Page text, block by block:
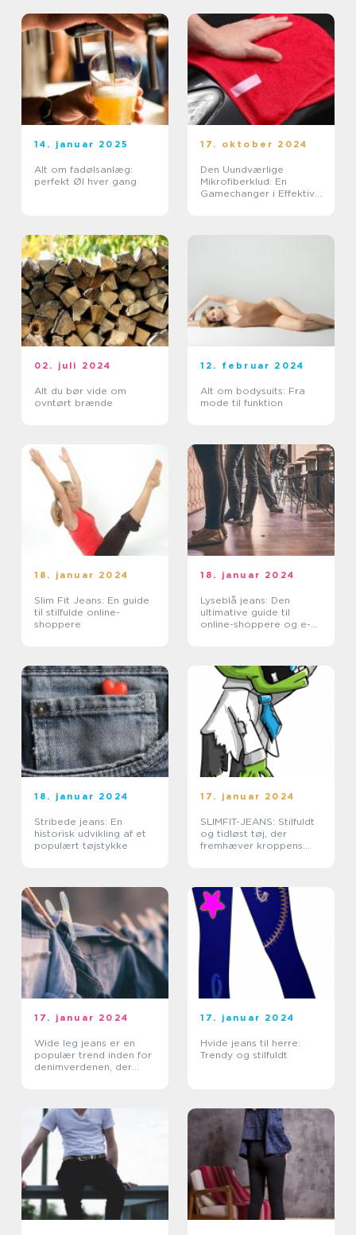
14. januar 2025
Alt om fadølsanlæg:
perfekt Øl hver gang
17. oktober 2024
Den Uundværlige
Mikrofiberklud: En
Gamechanger i Effektiv
02. juli 2024
Alt du bør vide om
ovntørt brænde
12. februar 2024
Alt om bodysuits: Fra
mode til funktion
18. januar 2024
Slim Fit Jeans: En guide
til stilfulde online-
shoppere
18. januar 2024
Lyseblå jeans: Den
ultimative guide til
online-shoppere og e-
18. januar 2024
Stribede jeans: En
historisk udvikling af et
populært tøjstykke
17. januar 2024
SLIMFIT-JEANS: Stilfuldt
og tidløst tøj, der
fremhæver kroppens
17. januar 2024
Wide leg jeans er en
populær trend inden for
denimverdenen, der
17. januar 2024
Hvide jeans til herre:
Trendy og stilfuldt